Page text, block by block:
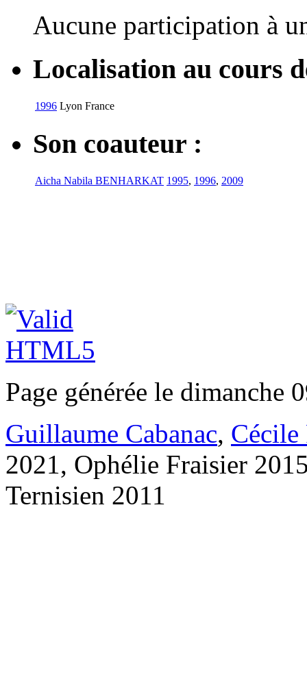
Aucune participation à
Localisation au cours
1996 Lyon France
Son coauteur :
Aicha Nabila BENHARKAT 1995, 1996, 2009
Page générée le dimanche
Guillaume Cabanac, Cécile
2021, Ophélie Fraisier
Ternisien 2011